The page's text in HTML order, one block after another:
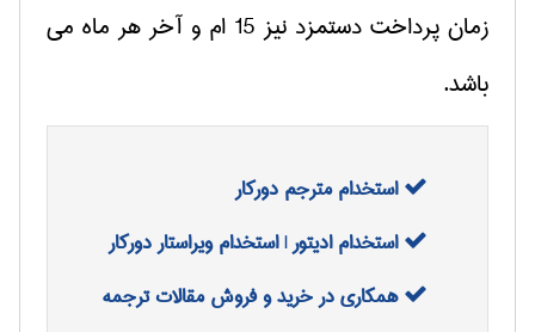
زمان پرداخت دستمزد نیز 15 ام و آخر هر ماه می
باشد.
استخدام مترجم دورکار
استخدام ادیتور | استخدام ویراستار دورکار
همکاری در خرید و فروش مقالات ترجمه